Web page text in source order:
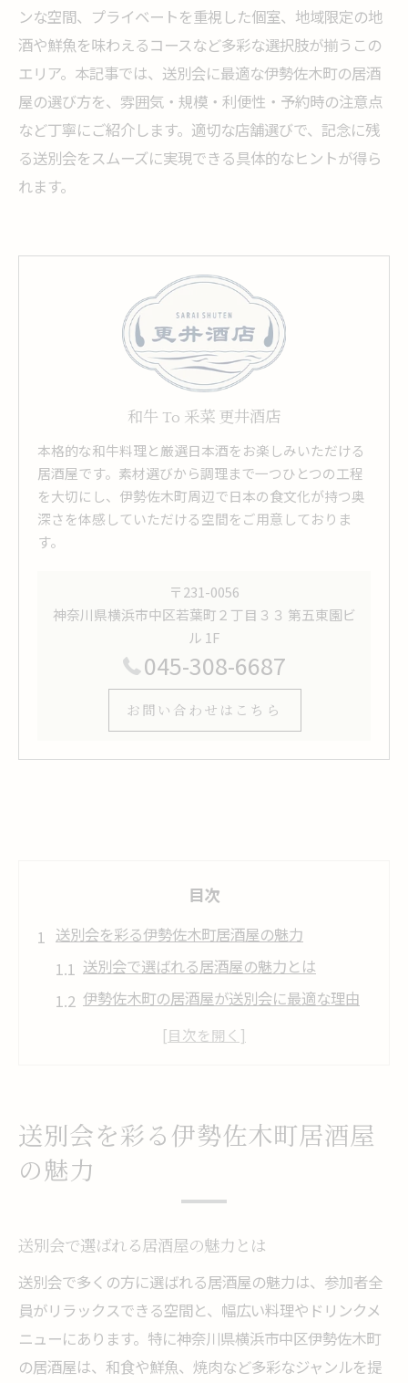
ンな空間、プライベートを重視した個室、地域限定の地
酒や鮮魚を味わえるコースなど多彩な選択肢が揃うこの
エリア。本記事では、送別会に最適な伊勢佐木町の居酒
屋の選び方を、雰囲気・規模・利便性・予約時の注意点
など丁寧にご紹介します。適切な店舗選びで、記念に残
る送別会をスムーズに実現できる具体的なヒントが得ら
れます。
和牛 To 釆菜 更井酒店
本格的な和牛料理と厳選日本酒をお楽しみいただける
居酒屋です。素材選びから調理まで一つひとつの工程
を大切にし、伊勢佐木町周辺で日本の食文化が持つ奥
深さを体感していただける空間をご用意しておりま
す。
〒231-0056
神奈川県横浜市中区若葉町２丁目３３ 第五東園ビ
ル 1F
045-308-6687
お問い合わせはこちら
目次
送別会を彩る伊勢佐木町居酒屋の魅力
送別会で選ばれる居酒屋の魅力とは
伊勢佐木町の居酒屋が送別会に最適な理由
送別会にぴったりな空間と雰囲気を体感
伊勢佐木長者町周辺で送別会におすすめの
居酒屋
個室充実の空間で送別会なら伊勢佐木町
伊勢佐木町で個室送別会を満喫するポイン
ト
送別会向け個室居酒屋の魅力と活用法
個室完備居酒屋で送別会をプライベートに
送別会は関内エリアの個室居酒屋で快適に
送別会を彩る伊勢佐木町居酒屋
の魅力
送別会で選ばれる居酒屋の魅力とは
送別会で多くの方に選ばれる居酒屋の魅力は、参加者全
員がリラックスできる空間と、幅広い料理やドリンクメ
ニューにあります。特に神奈川県横浜市中区伊勢佐木町
の居酒屋は、和食や鮮魚、焼肉など多彩なジャンルを提